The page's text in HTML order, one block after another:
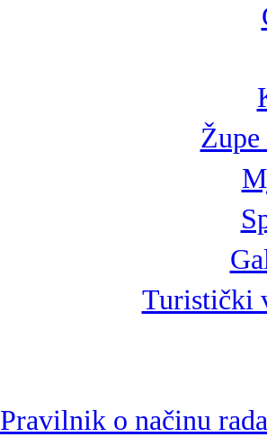
Turistički
Pravilnik o načinu